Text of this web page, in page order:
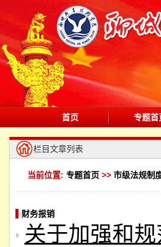
首页 专题首
栏目文章列表
当前位置: 专题首页 >> 市级法规制
财务报销
关于加强和